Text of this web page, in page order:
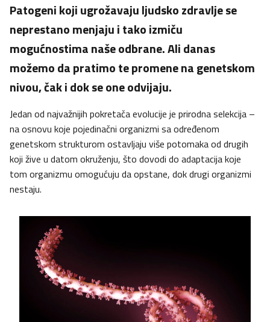
Patogeni koji ugrožavaju ljudsko zdravlje se
neprestano menjaju i tako izmiču
mogućnostima naše odbrane. Ali danas
možemo da pratimo te promene na genetskom
nivou, čak i dok se one odvijaju.
Jedan od najvažnijih pokretača evolucije je prirodna selekcija –
na osnovu koje pojedinačni organizmi sa određenom
genetskom strukturom ostavljaju više potomaka od drugih
koji žive u datom okruženju, što dovodi do adaptacija koje
tom organizmu omogućuju da opstane, dok drugi organizmi
nestaju.